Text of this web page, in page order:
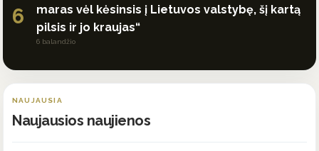
6
maras vėl kėsinsis į Lietuvos valstybę, šį kartą
pilsis ir jo kraujas“
6 balandžio
NAUJAUSIA
Naujausios naujienos